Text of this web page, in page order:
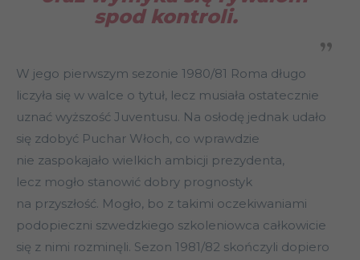
spod kontroli.
W jego pierwszym sezonie 1980/81 Roma długo
liczyła się w walce o tytuł, lecz musiała ostatecznie
uznać wyższość Juventusu. Na osłodę jednak udało
się zdobyć Puchar Włoch, co wprawdzie
nie zaspokajało wielkich ambicji prezydenta,
lecz mogło stanowić dobry prognostyk
na przyszłość. Mogło, bo z takimi oczekiwaniami
podopieczni szwedzkiego szkoleniowca całkowicie
się z nimi rozminęli. Sezon 1981/82 skończyli dopiero